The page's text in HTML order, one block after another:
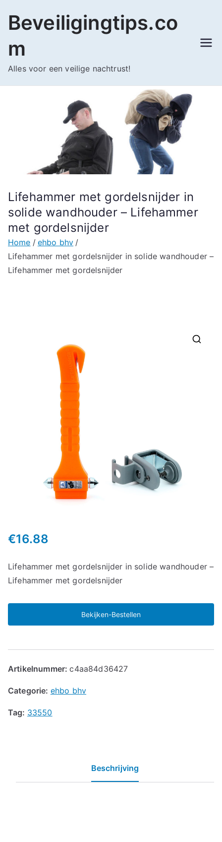
naar
inhoud
Beveiligingtips.co
m
Alles voor een veilige nachtrust!
Lifehammer met gordelsnijder in
solide wandhouder – Lifehammer
met gordelsnijder
Home
ehbo bhv
Lifehammer met gordelsnijder in solide wandhouder –
Lifehammer met gordelsnijder
€16.88
Lifehammer met gordelsnijder in solide wandhouder –
Lifehammer met gordelsnijder
Bekijken-Bestellen
Artikelnummer:c4aa84d36427
Categorie: ehbo bhv
Tag: 33550
Beschrijving